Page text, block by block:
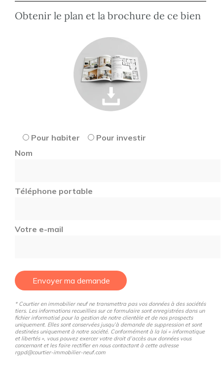
Prix indicatifs, non contractuels, modifiables sans préavis
Obtenir le plan et la brochure de ce bien
Pour habiter
Pour investir
Nom
Téléphone portable
Votre e-mail
Envoyer ma demande
* Courtier en immobilier neuf ne transmettra pas vos données à des sociétés
tiers. Les informations recueillies sur ce formulaire sont enregistrées dans un
fichier informatisé pour la gestion de notre clientèle et de nos prospects
uniquement. Elles sont conservées jusqu’à demande de suppression et sont
destinées uniquement à notre société. Conformément à la loi « informatique
et libertés », vous pouvez exercer votre droit d’accès aux données vous
concernant et les faire rectifier en nous contactant à cette adresse
rgpd@courtier-immobilier-neuf.com